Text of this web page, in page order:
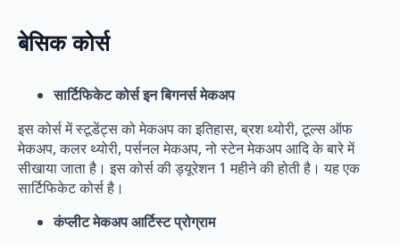
बेसिक कोर्स
सार्टिफिकेट कोर्स इन बिगनर्स मेकअप
इस कोर्स में स्टूडेंट्स को मेकअप का इतिहास, ब्रश थ्योरी, टूल्स ऑफ
मेकअप, कलर थ्योरी, पर्सनल मेकअप, नो स्टेन मेकअप आदि के बारे में
सीखाया जाता है। इस कोर्स की ड्यूरेशन 1 महीने की होती है। यह एक
सार्टिफिकेट कोर्स है।
कंप्लीट मेकअप आर्टिस्ट प्रोग्राम